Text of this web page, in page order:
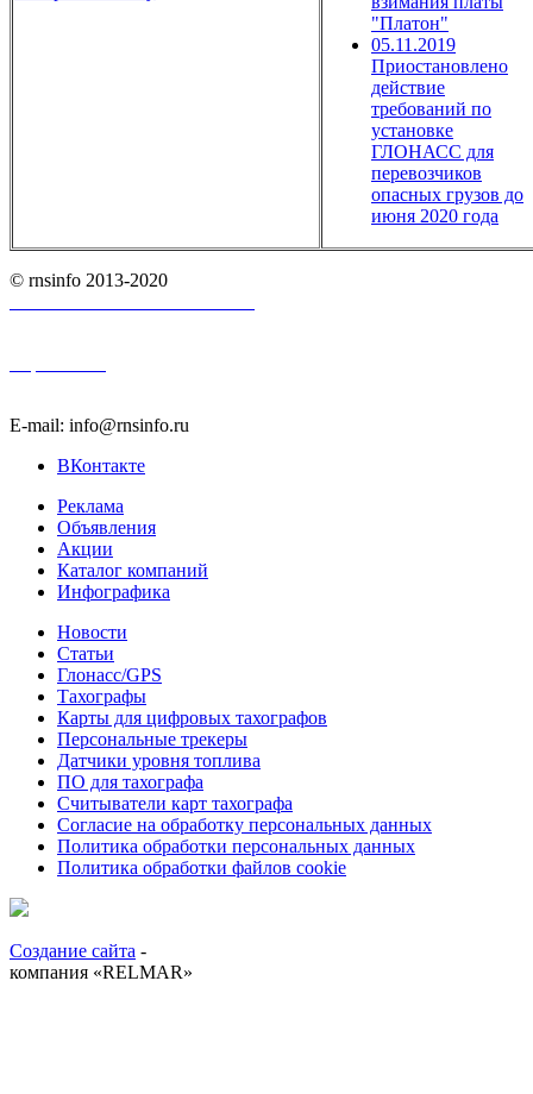
"Платон"
05.11.2019
Приостановлено
действие
требований по
установке
ГЛОНАСС для
перевозчиков
опасных грузов до
июня 2020 года
© rnsinfo 2013-2020
E-mail: info@rnsinfo.ru
ВКонтакте
Реклама
Объявления
Акции
Каталог компаний
Инфографика
Новости
Статьи
Глонасс/GPS
Тахографы
Карты для цифровых тахографов
Персональные трекеры
Датчики уровня топлива
ПО для тахографа
Считыватели карт тахографа
Согласие на обработку персональных данных
Политика обработки персональных данных
Политика обработки файлов cookie
Создание сайта -
компания «RELMAR»